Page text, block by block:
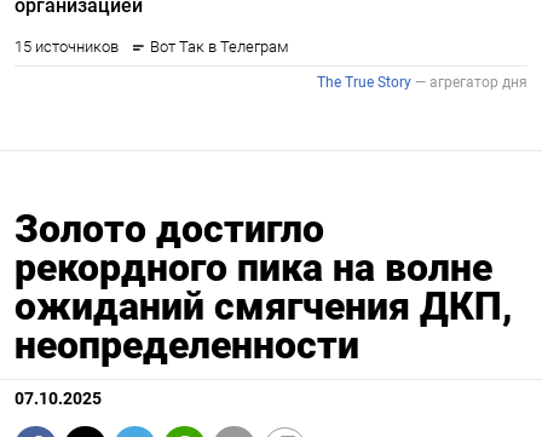
Золото достигло
рекордного пика на волне
ожиданий смягчения ДКП,
неопределенности
07.10.2025